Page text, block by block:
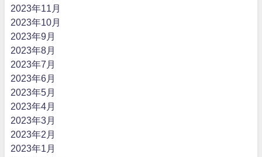
2023年11月
2023年10月
2023年9月
2023年8月
2023年7月
2023年6月
2023年5月
2023年4月
2023年3月
2023年2月
2023年1月